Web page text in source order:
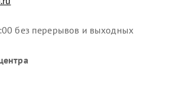
без перерывов и выходных